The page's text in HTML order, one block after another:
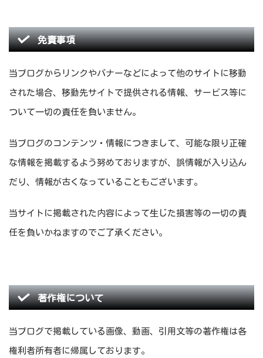
免責事項
当ブログからリンクやバナーなどによって他のサイトに移動
された場合、移動先サイトで提供される情報、サービス等に
ついて一切の責任を負いません。
当ブログのコンテンツ・情報につきまして、可能な限り正確
な情報を掲載するよう努めておりますが、誤情報が入り込ん
だり、情報が古くなっていることもございます。
当サイトに掲載された内容によって生じた損害等の一切の責
任を負いかねますのでご了承ください。
著作権について
当ブログで掲載している画像、動画、引用文等の著作権は各
権利者所有者に帰属しております。